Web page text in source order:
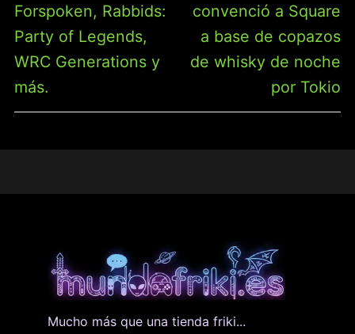
Forspoken, Rabbids:
Party of Legends,
WRC Generations y
más.
convenció a Square
a base de copazos
de whisky de noche
por Tokio
Mucho más que una tienda friki...